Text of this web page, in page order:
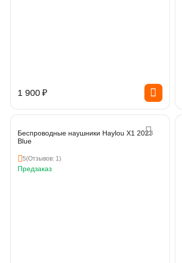
1 900 ₽
Беспроводные наушники Haylou X1 2023
Blue
5(Отзывов: 1)
Предзаказ